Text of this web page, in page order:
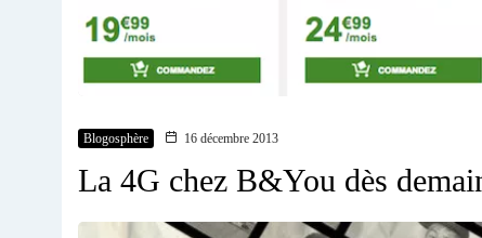
Blogosphère 16 décembre 2013
La 4G chez B&You dès